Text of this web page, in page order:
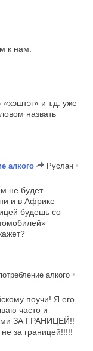
к нам.
и т.д. уже
назвать
алкого Руслан •
не будет.
и в Африке
будешь со
алкого •
поучи! Я его
часто и
ЗА ГРАНИЦЕЙ!!
за границей!!!!!